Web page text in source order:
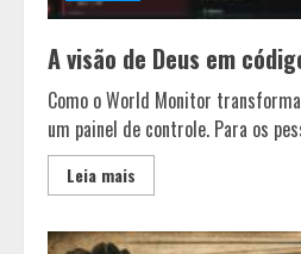
A visão de Deus em
Como o World Monitor
um painel de controle. Para os
Leia mais